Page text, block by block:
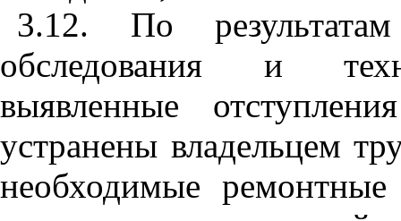
3.12. По результатам
обследования и
выявленные
устранены владельцем
необходимые